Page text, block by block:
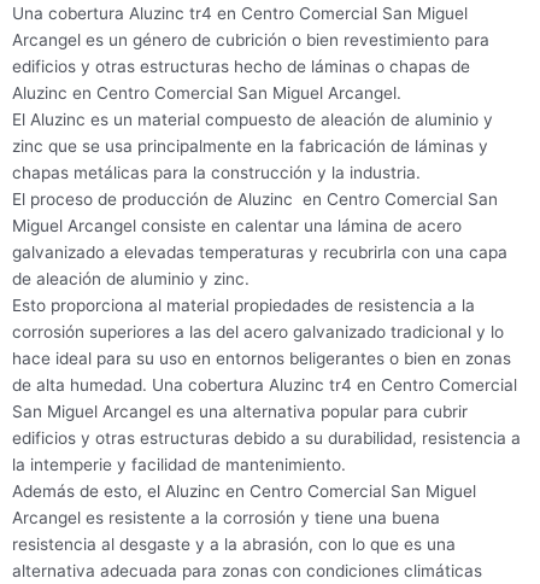
Una cobertura Aluzinc tr4 en Centro Comercial San Miguel
Arcangel es un género de cubrición o bien revestimiento para
edificios y otras estructuras hecho de láminas o chapas de
Aluzinc en Centro Comercial San Miguel Arcangel.
El Aluzinc es un material compuesto de aleación de aluminio y
zinc que se usa principalmente en la fabricación de láminas y
chapas metálicas para la construcción y la industria.
El proceso de producción de Aluzinc en Centro Comercial San
Miguel Arcangel consiste en calentar una lámina de acero
galvanizado a elevadas temperaturas y recubrirla con una capa
de aleación de aluminio y zinc.
Esto proporciona al material propiedades de resistencia a la
corrosión superiores a las del acero galvanizado tradicional y lo
hace ideal para su uso en entornos beligerantes o bien en zonas
de alta humedad. Una cobertura Aluzinc tr4 en Centro Comercial
San Miguel Arcangel es una alternativa popular para cubrir
edificios y otras estructuras debido a su durabilidad, resistencia a
la intemperie y facilidad de mantenimiento.
Además de esto, el Aluzinc en Centro Comercial San Miguel
Arcangel es resistente a la corrosión y tiene una buena
resistencia al desgaste y a la abrasión, con lo que es una
alternativa adecuada para zonas con condiciones climáticas